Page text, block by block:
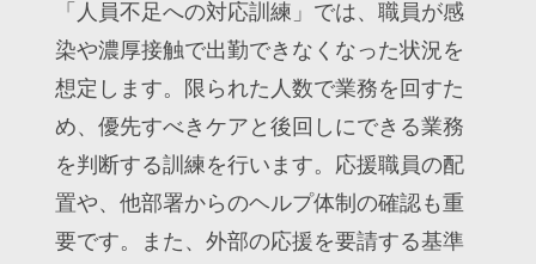
「人員不足への対応訓練」では、職員が感
染や濃厚接触で出勤できなくなった状況を
想定します。限られた人数で業務を回すた
め、優先すべきケアと後回しにできる業務
を判断する訓練を行います。応援職員の配
置や、他部署からのヘルプ体制の確認も重
要です。また、外部の応援を要請する基準